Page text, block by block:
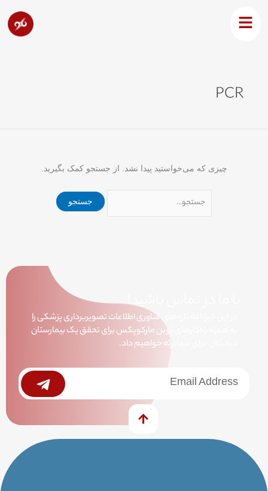
PCR
چیزی که می‌خواستید پیدا نشد. از جستجو کمک بگیرید.
با ما در تماس باشید!
در این خبرنامه تازه‌های فناوری اطلاعات تصویربرداری پزشکی را
به همراه راه‌کارهای نوین مارکوپکس برای تحقق یک بیمارستان
دیجیتال، برای شما ارئه خواهیم داد.
خبرنامه Submit